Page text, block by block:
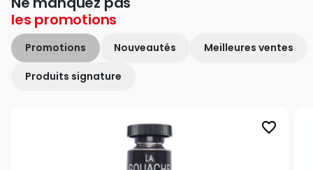
les promotions
Promotions Nouveautés Meilleures ventes
Produits signature
favorite_border